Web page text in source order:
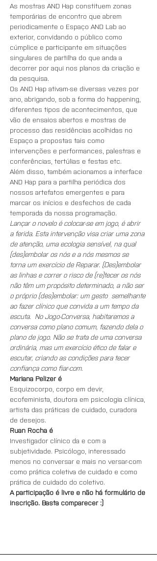
As mostras AND Hap constituem zonas
temporárias de encontro que abrem
periodicamente o Espaço AND Lab ao
exterior, convidando o público como
cúmplice e participante em situações
singulares de partilha do que anda a
decorrer por aqui nos planos da criação e
da pesquisa.
Os AND Hap ativam-se diversas vezes por
ano, abrigando, sob a forma do happening,
diferentes tipos de acontecimentos, que
vão de ensaios abertos e mostras de
processo das residências acolhidas no
Espaço a propostas tais como
intervenções e performances, palestras e
conferências, tertúlias e festas etc.
Além disso, também acionamos a interface
AND Hap para a partilha periódica dos
nossos artefatos emergentes e para
marcar os inícios e desfechos de cada
temporada da nossa programação.
Lançar o novelo é colocar-se em jogo, é abrir
a ferida. Esta intervenção visa criar uma zona
de atenção, uma ecologia sensível, na qual
(des)embolar os nós e a nós mesmos se
torna um exercício de Reparar. (Des)embolar
as linhas e correr o risco de (re)tecer os nós
não têm um propósito determinado, a não ser
o próprio (des)embolar: um gesto  semelhante
ao fazer clínico que convida a um tempo da
escuta.  No Jogo-Conversa, habitaremos a
conversa como plano comum, fazendo dela o
plano de jogo. Não se trata de uma conversa
ordinária, mas um exercício ético de falar e
escutar, criando as condições para tecer
confiança como fiar-com.
Mariana Pelizer é
Esquizocorpo, corpo em devir,
ecofeminista, doutora em psicologia clínica,
artista das práticas de cuidado, curadora
de desejos.
Ruan Rocha é
Investigador clínico da e com a
subjetividade. Psicólogo, interessado
menos no conversar e mais no versar-com
como prática coletiva de cuidado e como
prática de cuidado do coletivo.
A participação é livre e não há formulário de
inscrição. Basta comparecer :)